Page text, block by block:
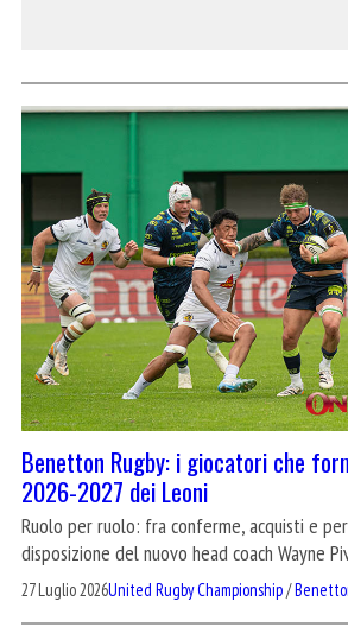
Benetton Rugby: i giocatori che
2026-2027 dei Leoni
Ruolo per ruolo: fra conferme, acquisti e
disposizione del nuovo head coach Wayne
27 Luglio 2026United Rugby Championship/